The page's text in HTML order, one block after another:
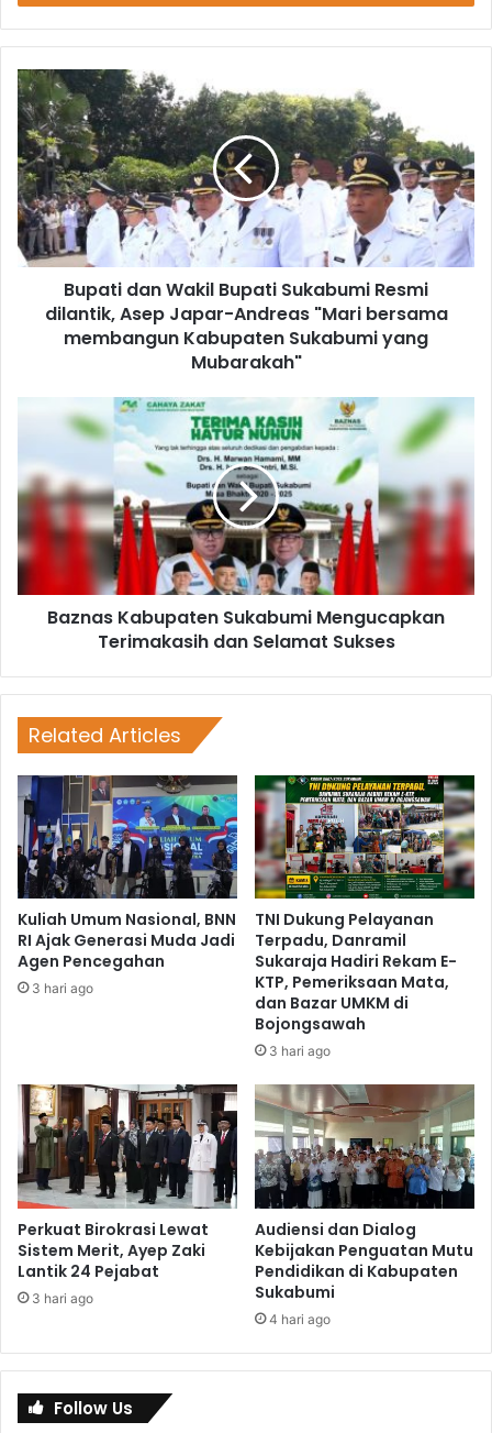
Bupati dan Wakil Bupati Sukabumi Resmi
dilantik, Asep Japar-Andreas "Mari bersama
membangun Kabupaten Sukabumi yang
Mubarakah"
Baznas Kabupaten Sukabumi Mengucapkan
Terimakasih dan Selamat Sukses
Related Articles
Kuliah Umum Nasional, BNN
RI Ajak Generasi Muda Jadi
Agen Pencegahan
3 hari ago
TNI Dukung Pelayanan
Terpadu, Danramil
Sukaraja Hadiri Rekam E-
KTP, Pemeriksaan Mata,
dan Bazar UMKM di
Bojongsawah
3 hari ago
Perkuat Birokrasi Lewat
Sistem Merit, Ayep Zaki
Lantik 24 Pejabat
3 hari ago
Audiensi dan Dialog
Kebijakan Penguatan Mutu
Pendidikan di Kabupaten
Sukabumi
4 hari ago
Follow Us